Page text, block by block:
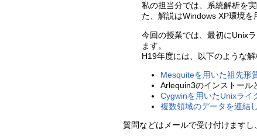
私の担当分では、系統解析を
た、解説はWindows XP環境を
今回の授業では、最初にUnix
ます。
H19年度には、以下のような解
Mesquiteを用いた祖先形
Arlequin3のインストール
Cygwinを用いたUnixライ
複数領域のデータを連結
質問などはメールで受け付けますし